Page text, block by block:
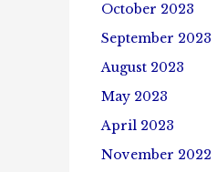
October 2023
September 2023
August 2023
May 2023
April 2023
November 2022